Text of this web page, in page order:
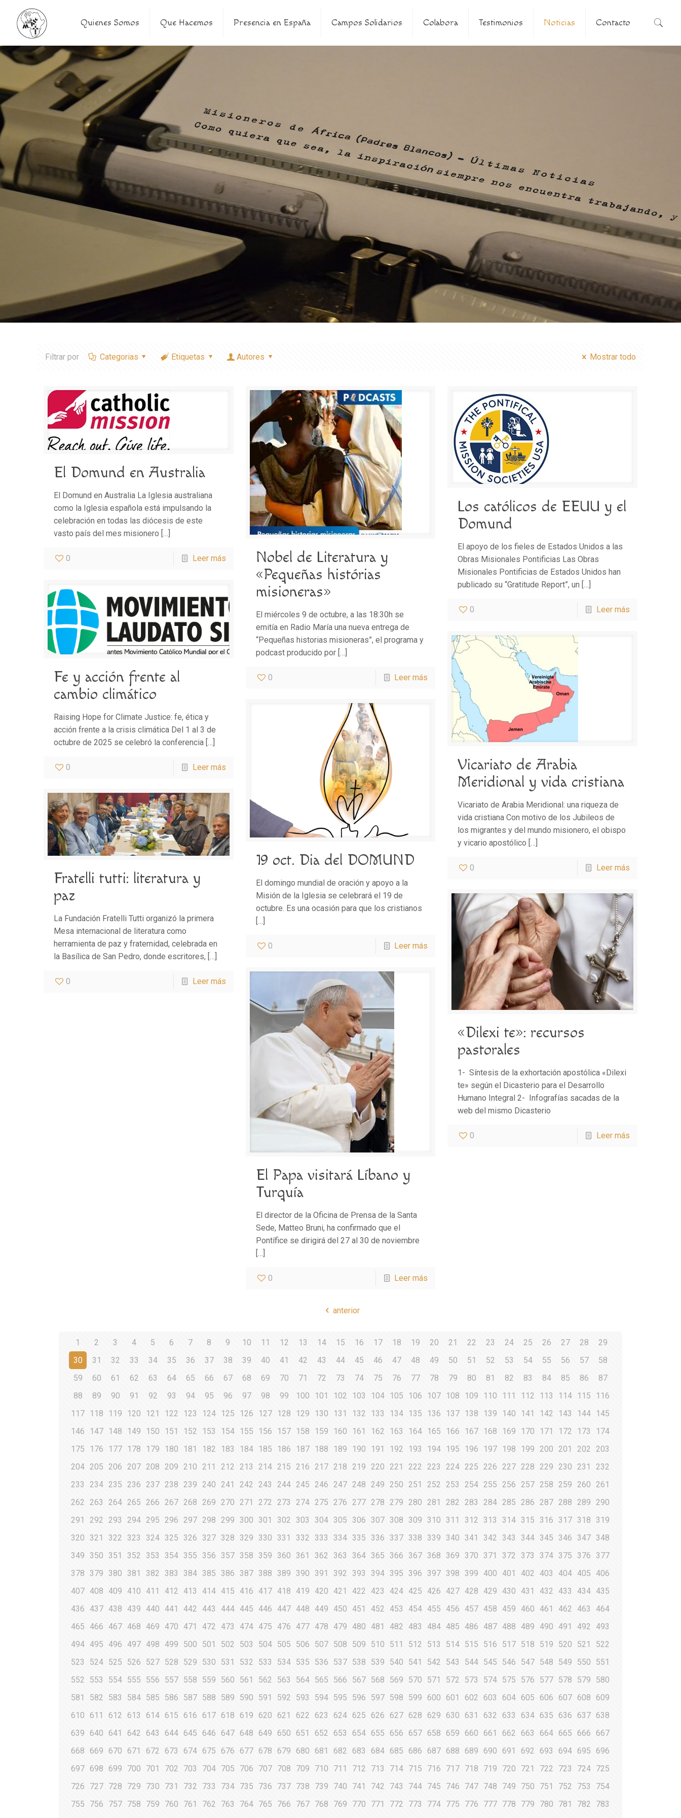
Quienes Somos Que Hacemos Presencia en España Campos Solidarios Colabora Testimonios Noticias Contacto
Filtrar por Categorias Etiquetas Autores Mostrar todo
El Domund en Australia
El Domund en Australia La Iglesia australiana
como la Iglesia española está impulsando la
celebración en todas las diócesis de este
vasto país del mes misionero […]
0 Leer más
Nobel de Literatura y
«Pequeñas histórias
misioneras»
El miércoles 9 de octubre, a las 18:30h se
emitía en Radio María una nueva entrega de
“Pequeñas historias misioneras”, el programa y
podcast producido por[…]
0 Leer más
Los católicos de EEUU y el
Domund
El apoyo de los fieles de Estados Unidos a las
Obras Misionales Pontificias Las Obras
Misionales Pontificias de Estados Unidos han
publicado su “Gratitude Report”, un […]
0 Leer más
Fe y acción frente al
cambio climático
Raising Hope for Climate Justice: fe, ética y
acción frente a la crisis climática Del 1 al 3 de
octubre de 2025 se celebró la conferencia […]
0 Leer más
Vicariato de Arabia
Meridional y vida cristiana
Vicariato de Arabia Meridional: una riqueza de
vida cristiana Con motivo de los Jubileos de
los migrantes y del mundo misionero, el obispo
y vicario apostólico […]
0 Leer más
19 oct. Dia del DOMUND
El domingo mundial de oración y apoyo a la
Misión de la Iglesia se celebrará el 19 de
octubre. Es una ocasión para que los cristianos
[…]
0 Leer más
Fratelli tutti: literatura y
paz
La Fundación Fratelli Tutti organizó la primera
Mesa internacional de literatura como
herramienta de paz y fraternidad, celebrada en
la Basílica de San Pedro, donde escritores, […]
0 Leer más
«Dilexi te»: recursos
pastorales
1- Síntesis de la exhortación apostólica «Dilexi
te» según el Dicasterio para el Desarrollo
Humano Integral 2- Infografías sacadas de la
web del mismo Dicasterio
0 Leer más
El Papa visitará Líbano y
Turquía
El director de la Oficina de Prensa de la Santa
Sede, Matteo Bruni, ha confirmado que el
Pontífice se dirigirá del 27 al 30 de noviembre
[…]
0 Leer más
anterior
1 2 3 4 5 6 7 8 9 10 11 12 13 14 15 16 17 18 19 20 21 22 23 24 25 26 27 28
29
30
31 32 33 34 35 36 37 38 39 40 41 42 43 44 45 46 47 48 49 50 51 52 53 54 55 56 57
58
59
60 61 62 63 64 65 66 67 68 69 70 71 72 73 74 75 76 77 78 79 80 81 82 83 84 85 86
87
88
89 90 91 92 93 94 95 96 97 98 99 100 101 102 103 104 105 106 107 108 109 110 111 112 113 114 115
116
117 118 119 120 121 122 123 124 125 126 127 128 129 130 131 132 133 134 135 136 137 138 139 140 141 142 143 144 145
146
147 148 149 150 151 152 153 154 155 156 157 158 159 160 161 162 163 164 165 166 167 168 169 170 171 172 173
174
175
176 177 178 179 180 181 182 183 184 185 186 187 188 189 190 191 192 193 194 195 196 197 198 199 200 201 202
203
204 205 206 207 208 209 210 211 212 213 214 215 216 217 218 219 220 221 222 223 224 225 226 227 228 229 230 231
232
233
234 235 236 237 238 239 240 241 242 243 244 245 246 247 248 249 250 251 252 253 254 255 256 257 258 259 260
261
262
263 264 265 266 267 268 269 270 271 272 273 274 275 276 277 278 279 280 281 282 283 284 285 286 287 288 289
290
291
292 293 294 295 296 297 298 299 300 301 302 303 304 305 306 307 308 309 310 311 312 313 314 315 316 317 318
319
320
321 322 323 324 325 326 327 328 329 330 331 332 333 334 335 336 337 338 339 340 341 342 343 344 345 346 347 348
349
350 351 352 353 354 355 356 357 358 359 360 361 362 363 364 365 366 367 368 369 370 371 372 373 374 375 376
377
378
379 380 381 382 383 384 385 386 387 388 389 390 391 392 393 394 395 396 397 398 399 400 401 402 403 404 405
406
407 408 409 410 411 412 413 414 415 416 417 418 419 420 421 422 423 424 425 426 427 428 429 430 431 432 433 434 435
436
437 438 439 440 441 442 443 444 445 446 447 448 449 450 451 452 453 454 455 456 457 458 459 460 461 462 463
464
465
466 467 468 469 470 471 472 473 474 475 476 477 478 479 480 481 482 483 484 485 486 487 488 489 490 491 492
493
494 495 496 497 498 499 500 501 502 503 504 505 506 507 508 509 510 511 512 513 514 515 516 517 518 519 520 521
522
523
524 525 526 527 528 529 530 531 532 533 534 535 536 537 538 539 540 541 542 543 544 545 546 547 548 549 550
551
552
553 554 555 556 557 558 559 560 561 562 563 564 565 566 567 568 569 570 571 572 573 574 575 576 577 578 579
580
581
582 583 584 585 586 587 588 589 590 591 592 593 594 595 596 597 598 599 600 601 602 603 604 605 606 607 608
609
610
611 612 613 614 615 616 617 618 619 620 621 622 623 624 625 626 627 628 629 630 631 632 633 634 635 636 637 638
639
640 641 642 643 644 645 646 647 648 649 650 651 652 653 654 655 656 657 658 659 660 661 662 663 664 665 666
667
668
669 670 671 672 673 674 675 676 677 678 679 680 681 682 683 684 685 686 687 688 689 690 691 692 693 694 695
696
697 698 699 700 701 702 703 704 705 706 707 708 709 710 711 712 713 714 715 716 717 718 719 720 721 722 723 724 725
726
727 728 729 730 731 732 733 734 735 736 737 738 739 740 741 742 743 744 745 746 747 748 749 750 751 752 753
754
755
756 757 758 759 760 761 762 763 764 765 766 767 768 769 770 771 772 773 774 775 776 777 778 779 780 781 782
783